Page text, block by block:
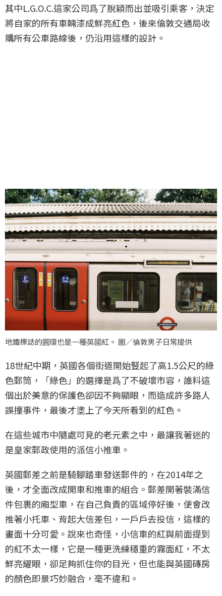
其中L.G.O.C.這家公司爲了脫穎而出並吸引乘客，決定
將自家的所有車輛漆成鮮亮紅色，後來倫敦交通局收
購所有公車路線後，仍沿用這樣的設計。
地鐵標誌的圓環也是一種英國紅。 圖／倫敦男子日常提供
18世紀中期，英國各個街道開始豎起了高1.5公尺的綠
色郵筒，「綠色」的選擇是爲了不破壞市容，誰料這
個出於美意的保護色卻因不夠顯眼，而造成許多路人
誤撞事件，最後才塗上了今天所看到的紅色。
在這些城市中隨處可見的老元素之中，最讓我著迷的
是皇家郵政使用的派信小推車。
英國郵差之前是騎腳踏車發送郵件的，在2014年之
後，才全面改成開車和推車的組合。郵差開著裝滿信
件包裹的廂型車，在自己負責的區域停好後，便會改
推著小托車、背起大信差包，一戶戶去投信，這樣的
畫面十分可愛。說來也奇怪，小信車的紅與前面提到
的紅不太一樣，它是一種更洗練穩重的霧面紅，不太
鮮亮耀眼，卻足夠抓住你的目光，但也能與英國磚房
的顏色即景巧妙融合，毫不違和。